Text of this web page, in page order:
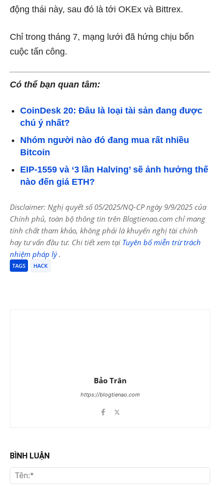
động thái này, sau đó là tới OKEx và Bittrex.
Chỉ trong tháng 7, mạng lưới đã hứng chịu bốn
cuộc tấn công.
Có thể bạn quan tâm:
CoinDesk 20: Đâu là loại tài sản đang được
chú ý nhất?
Nhóm người nào đó đang mua rất nhiều
Bitcoin
EIP-1559 và ‘3 lần Halving’ sẽ ảnh hưởng thế
nào đến giá ETH?
Disclaimer: Nghị quyết số 05/2025/NQ-CP ngày 9/9/2025 của
Chính phủ, toàn bộ thông tin trên Blogtienao.com chỉ mang
tính chất tham khảo, không phải là khuyến nghị tài chính
hay tư vấn đầu tư. Chi tiết xem tại Tuyên bố miễn trừ trách
nhiệm pháp lý.
TAGS HACK
Bảo Trân
https://blogtienao.com
BÌNH LUẬN